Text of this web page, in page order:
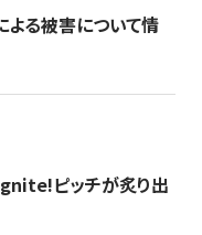
よる被害について情
ピッチが炙り出